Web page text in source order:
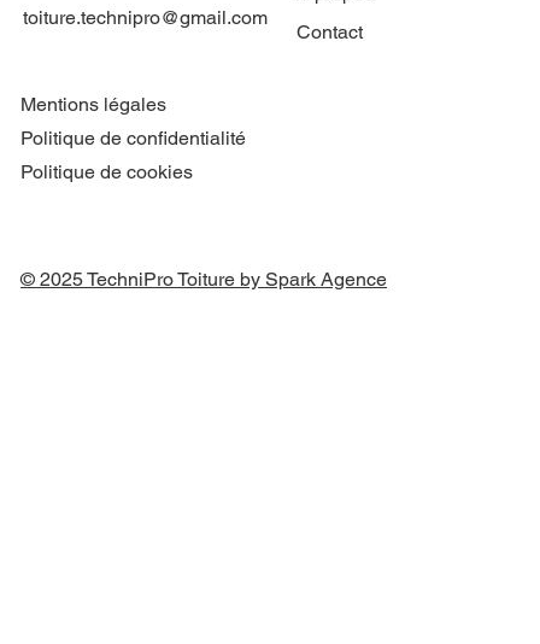
toiture.technipro@gmail.com
Contact
Mentions légales
Politique de confidentialité
Politique de cookies
© 2025 TechniPro Toiture by Spark Agence